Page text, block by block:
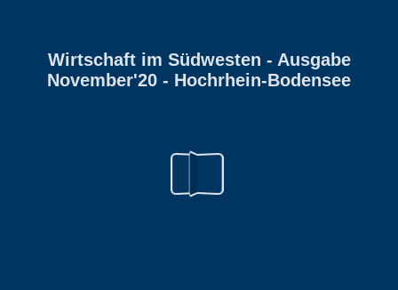
Wirtschaft im Südwesten - Ausgabe
November'20 - Hochrhein-Bodensee